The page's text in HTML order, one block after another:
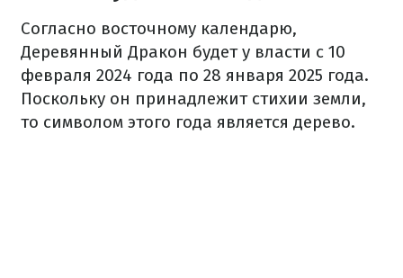
Согласно восточному календарю,
Деревянный Дракон будет у власти с 10
февраля 2024 года по 28 января 2025 года.
Поскольку он принадлежит стихии земли,
то символом этого года является дерево.